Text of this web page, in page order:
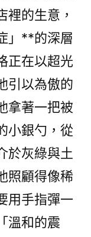
裡的生意，
」**的深層
正在以超光
引以為傲的
拿著一把被
小銀勺，從
於灰綠與土
照顧得像稀
用手指彈一
溫和的震